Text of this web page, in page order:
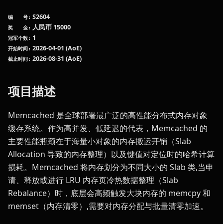
编 号 S2604
奖 金 人民币 15000
冠军个数 1
开始时间 2026-04-01 (AoE)
截止时间 2026-08-31 (AoE)
项目描述
Memcached 是全球部署最广泛的高性能分布式内存对象
缓存系统。作为高并发、低延迟的代表，Memcached 的
主要性能瓶颈在于海量小对象的内存搬运开销（Slab
Allocation 导致的内存整理）以及键值对定位时的哈希计算
损耗。Memcached 将内存划分为不同大小的 Slab 类,当申
请、释放或进行 LRU 内存页冷热数据整理（Slab
Rebalance）时，底层会高频触发大块内存的 memcpy 和
memset（内存清零）,需要对内存分配与批量清零加速。